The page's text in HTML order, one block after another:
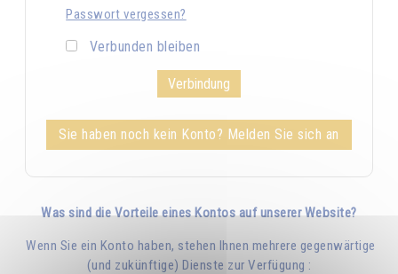
Passwort vergessen?
Verbunden bleiben
Sie haben noch kein Konto? Melden Sie sich an
Was sind die Vorteile eines Kontos auf unserer Website?
Wenn Sie ein Konto haben, stehen Ihnen mehrere gegenwärtige
(und zukünftige) Dienste zur Verfügung :